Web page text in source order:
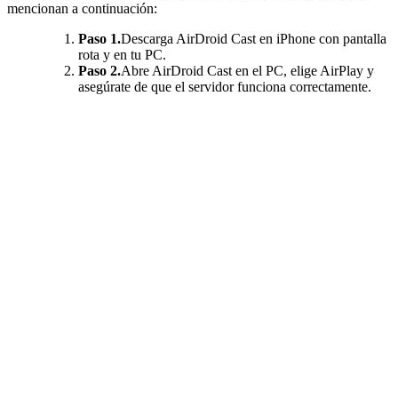
mencionan a continuación:
Paso 1.Descarga AirDroid Cast en iPhone con pantalla
rota y en tu PC.
Paso 2.Abre AirDroid Cast en el PC, elige AirPlay y
asegúrate de que el servidor funciona correctamente.